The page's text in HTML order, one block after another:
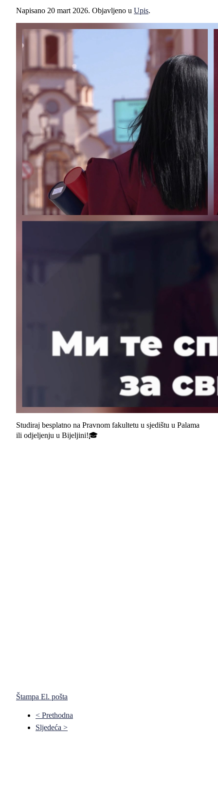
Napisano 20 mart 2026. Objavljeno u Upis.
Studiraj besplatno na Pravnom fakultetu u sjedištu u Palama
ili odjeljenju u Bijeljini!🎓
Štampa El. pošta
< Prethodna
Sljedeća >